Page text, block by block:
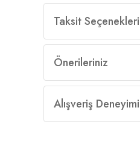
Taksit Seçenekleri
Önerileriniz
Alışveriş Deneyimi